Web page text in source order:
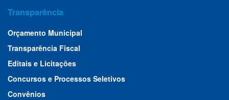
Transparência
Orçamento Municipal
Transparência Fiscal
Editais e Licitações
Concursos e Processos Seletivos
Convênios